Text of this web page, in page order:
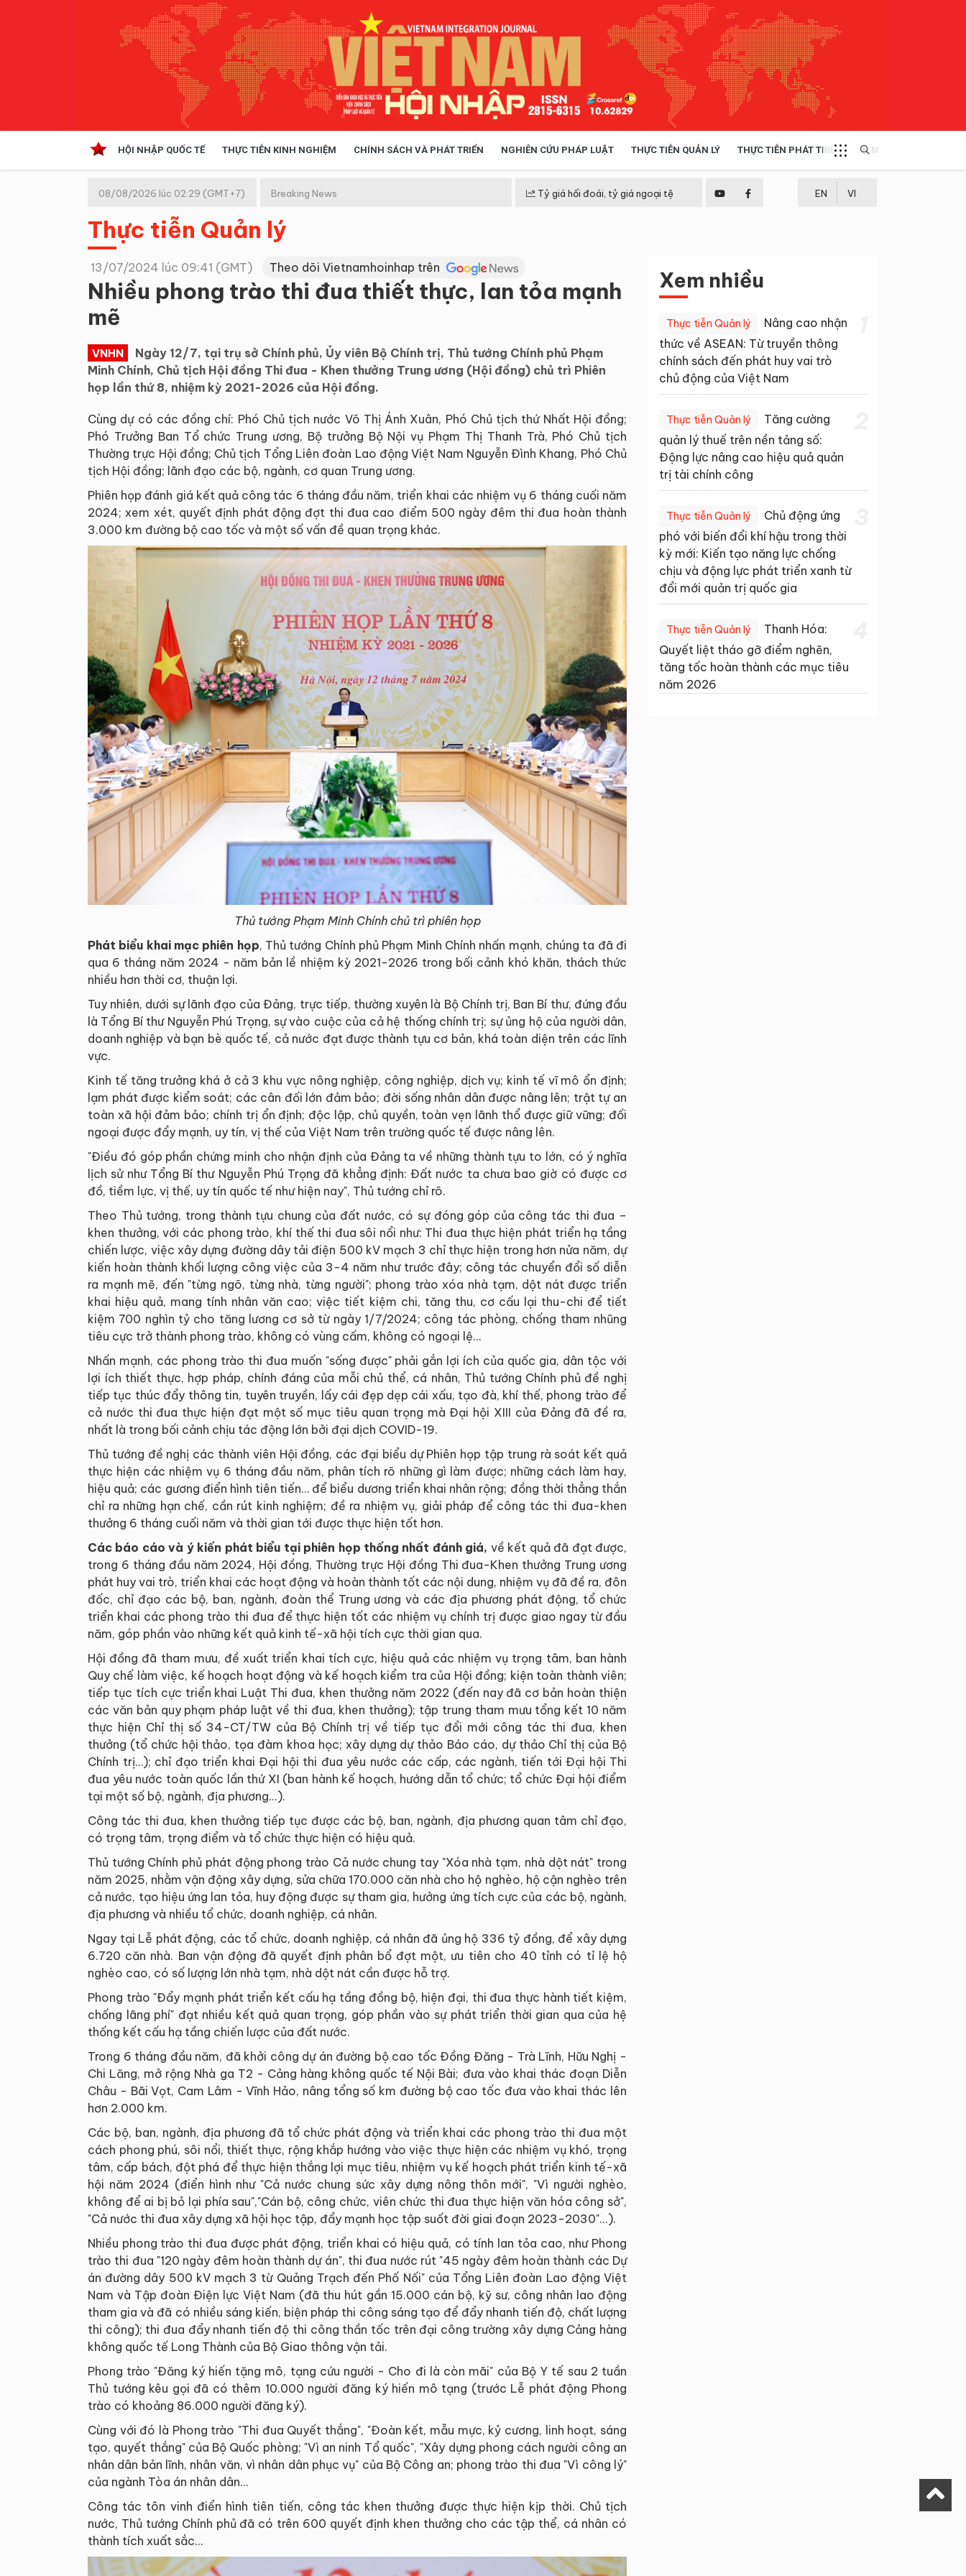
HỘI NHẬP QUỐC TẾ THỰC TIỄN KINH NGHIỆM CHÍNH SÁCH VÀ PHÁT TRIỂN NGHIÊN CỨU PHÁP LUẬT THỰC TIỄN QUẢN LÝ THỰC TIỄN PHÁT TRIỂN MULTIMEDIA
Kinh tế hội nhập
Doanh nghiệp
08/08/2026 lúc 02:29 (GMT+7) Breaking News Tỷ giá hối đoái, tỷ giá ngoại tệ EN VI
Thực tiễn Quản lý
13/07/2024 lúc 09:41 (GMT) Theo dõi Vietnamhoinhap trên
Nhiều phong trào thi đua thiết thực, lan tỏa mạnh
mẽ
VNHN
Ngày 12/7, tại trụ sở Chính phủ, Ủy viên Bộ Chính trị, Thủ tướng Chính phủ Phạm
Minh Chính, Chủ tịch Hội đồng Thi đua - Khen thưởng Trung ương (Hội đồng) chủ trì Phiên
họp lần thứ 8, nhiệm kỳ 2021-2026 của Hội đồng.
Cùng dự có các đồng chí: Phó Chủ tịch nước Võ Thị Ánh Xuân, Phó Chủ tịch thứ Nhất Hội đồng;
Phó Trưởng Ban Tổ chức Trung ương, Bộ trưởng Bộ Nội vụ Phạm Thị Thanh Trà, Phó Chủ tịch
Thường trực Hội đồng; Chủ tịch Tổng Liên đoàn Lao động Việt Nam Nguyễn Đình Khang, Phó Chủ
tịch Hội đồng; lãnh đạo các bộ, ngành, cơ quan Trung ương.
Phiên họp đánh giá kết quả công tác 6 tháng đầu năm, triển khai các nhiệm vụ 6 tháng cuối năm
2024; xem xét, quyết định phát động đợt thi đua cao điểm 500 ngày đêm thi đua hoàn thành
3.000 km đường bộ cao tốc và một số vấn đề quan trọng khác.
Thủ tướng Phạm Minh Chính chủ trì phiên họp
Phát biểu khai mạc phiên họp, Thủ tướng Chính phủ Phạm Minh Chính nhấn mạnh, chúng ta đã đi
qua 6 tháng năm 2024 - năm bản lề nhiệm kỳ 2021-2026 trong bối cảnh khó khăn, thách thức
nhiều hơn thời cơ, thuận lợi.
Tuy nhiên, dưới sự lãnh đạo của Đảng, trực tiếp, thường xuyên là Bộ Chính trị, Ban Bí thư, đứng đầu
là Tổng Bí thư Nguyễn Phú Trọng, sự vào cuộc của cả hệ thống chính trị; sự ủng hộ của người dân,
doanh nghiệp và bạn bè quốc tế, cả nước đạt được thành tựu cơ bản, khá toàn diện trên các lĩnh
vực.
Kinh tế tăng trưởng khá ở cả 3 khu vực nông nghiệp, công nghiệp, dịch vụ; kinh tế vĩ mô ổn định;
lạm phát được kiểm soát; các cân đối lớn đảm bảo; đời sống nhân dân được nâng lên; trật tự an
toàn xã hội đảm bảo; chính trị ổn định; độc lập, chủ quyền, toàn vẹn lãnh thổ được giữ vững; đối
ngoại được đẩy mạnh, uy tín, vị thế của Việt Nam trên trường quốc tế được nâng lên.
"Điều đó góp phần chứng minh cho nhận định của Đảng ta về những thành tựu to lớn, có ý nghĩa
lịch sử như Tổng Bí thư Nguyễn Phú Trọng đã khẳng định: Đất nước ta chưa bao giờ có được cơ
đồ, tiềm lực, vị thế, uy tín quốc tế như hiện nay", Thủ tướng chỉ rõ.
Theo Thủ tướng, trong thành tựu chung của đất nước, có sự đóng góp của công tác thi đua –
khen thưởng, với các phong trào, khí thế thi đua sôi nổi như: Thi đua thực hiện phát triển hạ tầng
chiến lược, việc xây dựng đường dây tải điện 500 kV mạch 3 chỉ thực hiện trong hơn nửa năm, dự
kiến hoàn thành khối lượng công việc của 3-4 năm như trước đây; công tác chuyển đổi số diễn
ra mạnh mẽ, đến "từng ngõ, từng nhà, từng người"; phong trào xóa nhà tạm, dột nát được triển
khai hiệu quả, mang tính nhân văn cao; việc tiết kiệm chi, tăng thu, cơ cấu lại thu-chi để tiết
kiệm 700 nghìn tỷ cho tăng lương cơ sở từ ngày 1/7/2024; công tác phòng, chống tham nhũng
tiêu cực trở thành phong trào, không có vùng cấm, không có ngoại lệ…
Nhấn mạnh, các phong trào thi đua muốn "sống được" phải gắn lợi ích của quốc gia, dân tộc với
lợi ích thiết thực, hợp pháp, chính đáng của mỗi chủ thể, cá nhân, Thủ tướng Chính phủ đề nghị
tiếp tục thúc đẩy thông tin, tuyên truyền, lấy cái đẹp dẹp cái xấu, tạo đà, khí thế, phong trào để
cả nước thi đua thực hiện đạt một số mục tiêu quan trọng mà Đại hội XIII của Đảng đã đề ra,
nhất là trong bối cảnh chịu tác động lớn bởi đại dịch COVID-19.
Thủ tướng đề nghị các thành viên Hội đồng, các đại biểu dự Phiên họp tập trung rà soát kết quả
thực hiện các nhiệm vụ 6 tháng đầu năm, phân tích rõ những gì làm được; những cách làm hay,
hiệu quả; các gương điển hình tiên tiến… để biểu dương triển khai nhân rộng; đồng thời thẳng thắn
chỉ ra những hạn chế, cần rút kinh nghiệm; đề ra nhiệm vụ, giải pháp để công tác thi đua-khen
thưởng 6 tháng cuối năm và thời gian tới được thực hiện tốt hơn.
Các báo cáo và ý kiến phát biểu tại phiên họp thống nhất đánh giá, về kết quả đã đạt được,
trong 6 tháng đầu năm 2024, Hội đồng, Thường trực Hội đồng Thi đua-Khen thưởng Trung ương
phát huy vai trò, triển khai các hoạt động và hoàn thành tốt các nội dung, nhiệm vụ đã đề ra, đôn
đốc, chỉ đạo các bộ, ban, ngành, đoàn thể Trung ương và các địa phương phát động, tổ chức
triển khai các phong trào thi đua để thực hiện tốt các nhiệm vụ chính trị được giao ngay từ đầu
năm, góp phần vào những kết quả kinh tế-xã hội tích cực thời gian qua.
Hội đồng đã tham mưu, đề xuất triển khai tích cực, hiệu quả các nhiệm vụ trọng tâm, ban hành
Quy chế làm việc, kế hoạch hoạt động và kế hoạch kiểm tra của Hội đồng; kiện toàn thành viên;
tiếp tục tích cực triển khai Luật Thi đua, khen thưởng năm 2022 (đến nay đã cơ bản hoàn thiện
các văn bản quy phạm pháp luật về thi đua, khen thưởng); tập trung tham mưu tổng kết 10 năm
thực hiện Chỉ thị số 34-CT/TW của Bộ Chính trị về tiếp tục đổi mới công tác thi đua, khen
thưởng (tổ chức hội thảo, tọa đàm khoa học; xây dựng dự thảo Báo cáo, dự thảo Chỉ thị của Bộ
Chính trị…); chỉ đạo triển khai Đại hội thi đua yêu nước các cấp, các ngành, tiến tới Đại hội Thi
đua yêu nước toàn quốc lần thứ XI (ban hành kế hoạch, hướng dẫn tổ chức; tổ chức Đại hội điểm
tại một số bộ, ngành, địa phương...).
Công tác thi đua, khen thưởng tiếp tục được các bộ, ban, ngành, địa phương quan tâm chỉ đạo,
có trọng tâm, trọng điểm và tổ chức thực hiện có hiệu quả.
Thủ tướng Chính phủ phát động phong trào Cả nước chung tay "Xóa nhà tạm, nhà dột nát" trong
năm 2025, nhằm vận động xây dựng, sửa chữa 170.000 căn nhà cho hộ nghèo, hộ cận nghèo trên
cả nước, tạo hiệu ứng lan tỏa, huy động được sự tham gia, hưởng ứng tích cực của các bộ, ngành,
địa phương và nhiều tổ chức, doanh nghiệp, cá nhân.
Ngay tại Lễ phát động, các tổ chức, doanh nghiệp, cá nhân đã ủng hộ 336 tỷ đồng, để xây dựng
6.720 căn nhà. Ban vận động đã quyết định phân bổ đợt một, ưu tiên cho 40 tỉnh có tỉ lệ hộ
nghèo cao, có số lượng lớn nhà tạm, nhà dột nát cần được hỗ trợ.
Phong trào "Đẩy mạnh phát triển kết cấu hạ tầng đồng bộ, hiện đại, thi đua thực hành tiết kiệm,
chống lãng phí" đạt nhiều kết quả quan trọng, góp phần vào sự phát triển thời gian qua của hệ
thống kết cấu hạ tầng chiến lược của đất nước.
Trong 6 tháng đầu năm, đã khởi công dự án đường bộ cao tốc Đồng Đăng - Trà Lĩnh, Hữu Nghị -
Chi Lăng, mở rộng Nhà ga T2 - Cảng hàng không quốc tế Nội Bài; đưa vào khai thác đoạn Diễn
Châu - Bãi Vọt, Cam Lâm - Vĩnh Hảo, nâng tổng số km đường bộ cao tốc đưa vào khai thác lên
hơn 2.000 km.
Các bộ, ban, ngành, địa phương đã tổ chức phát động và triển khai các phong trào thi đua một
cách phong phú, sôi nổi, thiết thực, rộng khắp hướng vào việc thực hiện các nhiệm vụ khó, trọng
tâm, cấp bách, đột phá để thực hiện thắng lợi mục tiêu, nhiệm vụ kế hoạch phát triển kinh tế-xã
hội năm 2024 (điển hình như "Cả nước chung sức xây dựng nông thôn mới", "Vì người nghèo,
không để ai bị bỏ lại phía sau","Cán bộ, công chức, viên chức thi đua thực hiện văn hóa công sở",
"Cả nước thi đua xây dựng xã hội học tập, đẩy mạnh học tập suốt đời giai đoạn 2023-2030"...).
Nhiều phong trào thi đua được phát động, triển khai có hiệu quả, có tính lan tỏa cao, như Phong
trào thi đua "120 ngày đêm hoàn thành dự án", thi đua nước rút "45 ngày đêm hoàn thành các Dự
án đường dây 500 kV mạch 3 từ Quảng Trạch đến Phố Nối" của Tổng Liên đoàn Lao động Việt
Nam và Tập đoàn Điện lực Việt Nam (đã thu hút gần 15.000 cán bộ, kỹ sư, công nhân lao động
tham gia và đã có nhiều sáng kiến, biện pháp thi công sáng tạo để đẩy nhanh tiến độ, chất lượng
thi công); thi đua đẩy nhanh tiến độ thi công thần tốc trên đại công trường xây dựng Cảng hàng
không quốc tế Long Thành của Bộ Giao thông vận tải.
Phong trào "Đăng ký hiến tặng mô, tạng cứu người - Cho đi là còn mãi" của Bộ Y tế sau 2 tuần
Thủ tướng kêu gọi đã có thêm 10.000 người đăng ký hiến mô tạng (trước Lễ phát động Phong
trào có khoảng 86.000 người đăng ký).
Cùng với đó là Phong trào "Thi đua Quyết thắng", "Đoàn kết, mẫu mực, kỷ cương, linh hoạt, sáng
tạo, quyết thắng" của Bộ Quốc phòng; "Vì an ninh Tổ quốc", "Xây dựng phong cách người công an
nhân dân bản lĩnh, nhân văn, vì nhân dân phục vụ" của Bộ Công an; phong trào thi đua "Vì công lý"
của ngành Tòa án nhân dân...
Công tác tôn vinh điển hình tiên tiến, công tác khen thưởng được thực hiện kịp thời. Chủ tịch
nước, Thủ tướng Chính phủ đã có trên 600 quyết định khen thưởng cho các tập thể, cá nhân có
thành tích xuất sắc...
Xem nhiều
Thực tiễn Quản lý
Nâng cao nhận
thức về ASEAN: Từ truyền thông
chính sách đến phát huy vai trò
chủ động của Việt Nam
Thực tiễn Quản lý
Tăng cường
quản lý thuế trên nền tảng số:
Động lực nâng cao hiệu quả quản
trị tài chính công
Thực tiễn Quản lý
Chủ động ứng
phó với biến đổi khí hậu trong thời
kỳ mới: Kiến tạo năng lực chống
chịu và động lực phát triển xanh từ
đổi mới quản trị quốc gia
Thực tiễn Quản lý
Thanh Hóa:
Quyết liệt tháo gỡ điểm nghẽn,
tăng tốc hoàn thành các mục tiêu
năm 2026